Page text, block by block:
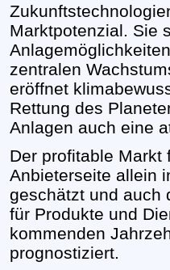
Marktpotenzial. Sie
zentralen
eröffnet
Rettung des
Anlagen auch eine
Der profitable Markt
Anbieterseite allein
geschätzt und auch
für Produkte und
kommenden
prognostiziert.